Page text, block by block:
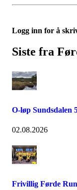
Logg inn for å
Siste fra
O-løp Sundsdalen
02.08.2026
Frivillig Førde